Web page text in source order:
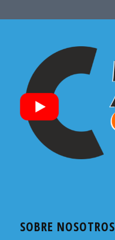
SOBRE NOSOTROS